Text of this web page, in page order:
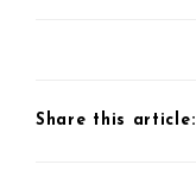
Share this article: